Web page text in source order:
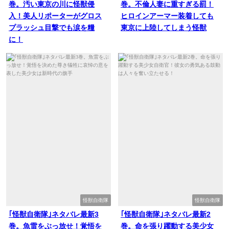
巻。汚い東京の川に怪獣侵
入！美人リポーターがグロス
プラッシュ目撃でも涙を糧
に！
巻。不倫人妻に重すぎる罰！
ヒロインアーマー装着しても
東京に上陸してしまう怪獣
怪獣自衛隊
｢怪獣自衛隊｣ネタバレ最新3
巻。魚雷をぶっ放せ！覚悟を
怪獣自衛隊
｢怪獣自衛隊｣ネタバレ最新2
巻。命を張り躍動する美少女